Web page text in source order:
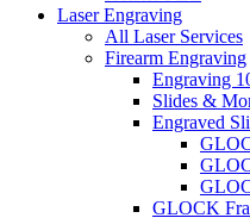
Laser Engraving
All Laser Services
Firearm Engraving
Engraving
Slides &
Engraved
GLOCK